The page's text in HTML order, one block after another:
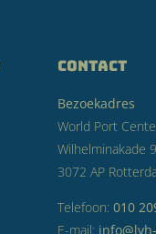
CONTACT
Bezoekadres
World Port
Wilhelminakade
3072 AP
Telefoon: 010
E-mail: